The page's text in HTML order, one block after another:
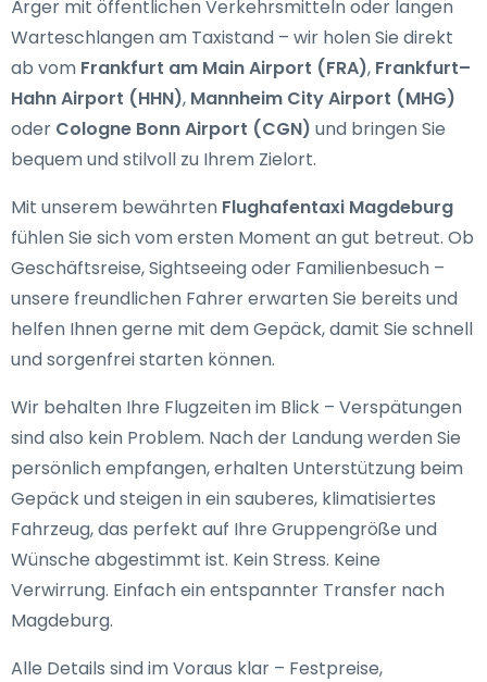
Ärger mit öffentlichen Verkehrsmitteln oder langen
Warteschlangen am Taxistand – wir holen Sie direkt
ab vom Frankfurt am Main Airport (FRA), Frankfurt–
Hahn Airport (HHN), Mannheim City Airport (MHG)
oder Cologne Bonn Airport (CGN) und bringen Sie
bequem und stilvoll zu Ihrem Zielort.
Mit unserem bewährten Flughafentaxi Magdeburg
fühlen Sie sich vom ersten Moment an gut betreut. Ob
Geschäftsreise, Sightseeing oder Familienbesuch –
unsere freundlichen Fahrer erwarten Sie bereits und
helfen Ihnen gerne mit dem Gepäck, damit Sie schnell
und sorgenfrei starten können.
Wir behalten Ihre Flugzeiten im Blick – Verspätungen
sind also kein Problem. Nach der Landung werden Sie
persönlich empfangen, erhalten Unterstützung beim
Gepäck und steigen in ein sauberes, klimatisiertes
Fahrzeug, das perfekt auf Ihre Gruppengröße und
Wünsche abgestimmt ist. Kein Stress. Keine
Verwirrung. Einfach ein entspannter Transfer nach
Magdeburg.
Alle Details sind im Voraus klar – Festpreise,